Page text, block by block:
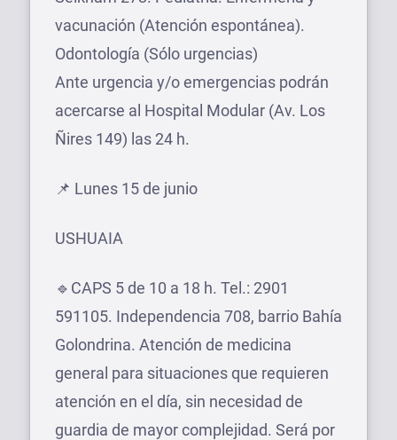
vacunación (Atención espontánea).
Odontología (Sólo urgencias)
Ante urgencia y/o emergencias podrán
acercarse al Hospital Modular (Av. Los
Ñires 149) las 24 h.
📌 Lunes 15 de junio
USHUAIA
🔹CAPS 5 de 10 a 18 h. Tel.: 2901
591105. Independencia 708, barrio Bahía
Golondrina. Atención de medicina
general para situaciones que requieren
atención en el día, sin necesidad de
guardia de mayor complejidad. Será por